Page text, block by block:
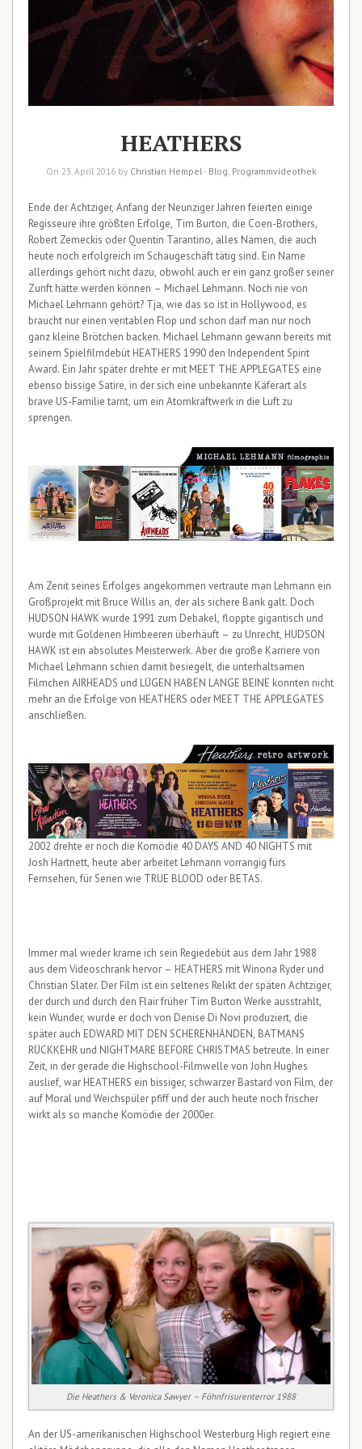
HEATHERS
On 23. April 2016 by Christian Hempel - Blog Programmvideothek
Ende der Achtziger, Anfang der Neunziger Jahren feierten einige
Regisseure ihre größten Erfolge, Tim Burton, die Coen-Brothers,
Robert Zemeckis oder Quentin Tarantino, alles Namen, die auch
heute noch erfolgreich im Schaugeschäft tätig sind. Ein Name
allerdings gehört nicht dazu, obwohl auch er ein ganz großer seiner
Zunft hätte werden können – Michael Lehmann. Noch nie von
Michael Lehmann gehört? Tja, wie das so ist in Hollywood, es
braucht nur einen veritablen Flop und schon darf man nur noch
ganz kleine Brötchen backen. Michael Lehmann gewann bereits mit
seinem Spielfilmdebüt HEATHERS 1990 den Independent Spirit
Award. Ein Jahr später drehte er mit MEET THE APPLEGATES eine
ebenso bissige Satire, in der sich eine unbekannte Käferart als
brave US-Familie tarnt, um ein Atomkraftwerk in die Luft zu
sprengen.
Am Zenit seines Erfolges angekommen vertraute man Lehmann ein
Großprojekt mit Bruce Willis an, der als sichere Bank galt. Doch
HUDSON HAWK wurde 1991 zum Debakel, floppte gigantisch und
wurde mit Goldenen Himbeeren überhäuft – zu Unrecht, HUDSON
HAWK ist ein absolutes Meisterwerk. Aber die große Karriere von
Michael Lehmann schien damit besiegelt, die unterhaltsamen
Filmchen AIRHEADS und LÜGEN HABEN LANGE BEINE konnten nicht
mehr an die Erfolge von HEATHERS oder MEET THE APPLEGATES
anschließen.
2002 drehte er noch die Komödie 40 DAYS AND 40 NIGHTS mit
Josh Hartnett, heute aber arbeitet Lehmann vorrangig fürs
Fernsehen, für Serien wie TRUE BLOOD oder BETAS.
Immer mal wieder krame ich sein Regiedebüt aus dem Jahr 1988
aus dem Videoschrank hervor – HEATHERS mit Winona Ryder und
Christian Slater. Der Film ist ein seltenes Relikt der späten Achtziger,
der durch und durch den Flair früher Tim Burton Werke ausstrahlt,
kein Wunder, wurde er doch von Denise Di Novi produziert, die
später auch EDWARD MIT DEN SCHERENHÄNDEN, BATMANS
RÜCKKEHR und NIGHTMARE BEFORE CHRISTMAS betreute. In einer
Zeit, in der gerade die Highschool-Filmwelle von John Hughes
auslief, war HEATHERS ein bissiger, schwarzer Bastard von Film, der
auf Moral und Weichspüler pfiff und der auch heute noch frischer
wirkt als so manche Komödie der 2000er.
Die Heathers & Veronica Sawyer – Föhnfrisurenterror 1988
An der US-amerikanischen Highschool Westerburg High regiert eine